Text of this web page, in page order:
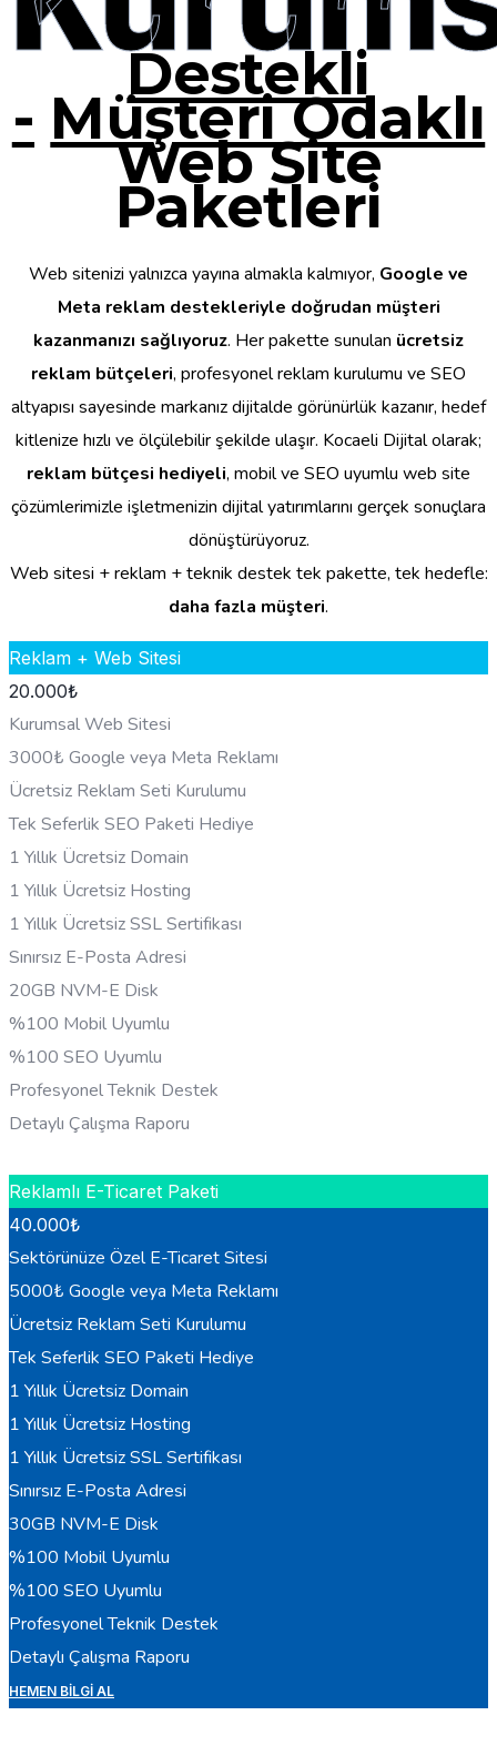
Destekli
- Müşteri Odaklı
Web Site
Paketleri
Web sitenizi yalnızca yayına almakla kalmıyor, Google ve
Meta reklam destekleriyle doğrudan müşteri
kazanmanızı sağlıyoruz. Her pakette sunulan ücretsiz
reklam bütçeleri, profesyonel reklam kurulumu ve SEO
altyapısı sayesinde markanız dijitalde görünürlük kazanır, hedef
kitlenize hızlı ve ölçülebilir şekilde ulaşır. Kocaeli Dijital olarak;
reklam bütçesi hediyeli, mobil ve SEO uyumlu web site
çözümlerimizle işletmenizin dijital yatırımlarını gerçek sonuçlara
dönüştürüyoruz.
Web sitesi + reklam + teknik destek tek pakette, tek hedefle:
daha fazla müşteri.
Reklam + Web Sitesi
20.000₺
Kurumsal Web Sitesi
3000₺ Google veya Meta Reklamı
Ücretsiz Reklam Seti Kurulumu
Tek Seferlik SEO Paketi Hediye
1 Yıllık Ücretsiz Domain
1 Yıllık Ücretsiz Hosting
1 Yıllık Ücretsiz SSL Sertifikası
Sınırsız E-Posta Adresi
20GB NVM-E Disk
%100 Mobil Uyumlu
%100 SEO Uyumlu
Profesyonel Teknik Destek
Detaylı Çalışma Raporu
Reklamlı E-Ticaret Paketi
40.000₺
Sektörünüze Özel E-Ticaret Sitesi
5000₺ Google veya Meta Reklamı
Ücretsiz Reklam Seti Kurulumu
Tek Seferlik SEO Paketi Hediye
1 Yıllık Ücretsiz Domain
1 Yıllık Ücretsiz Hosting
1 Yıllık Ücretsiz SSL Sertifikası
Sınırsız E-Posta Adresi
30GB NVM-E Disk
%100 Mobil Uyumlu
%100 SEO Uyumlu
Profesyonel Teknik Destek
Detaylı Çalışma Raporu
HEMEN BILGI AL